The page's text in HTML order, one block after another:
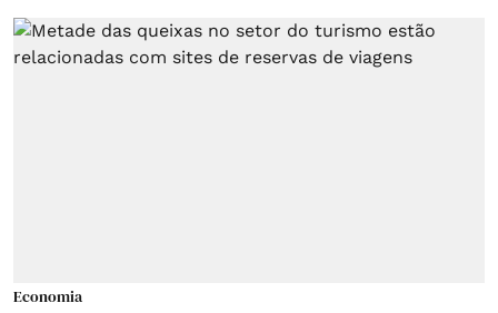
Economia